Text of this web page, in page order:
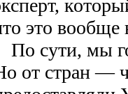
это вообще
По сути, мы
от стран —